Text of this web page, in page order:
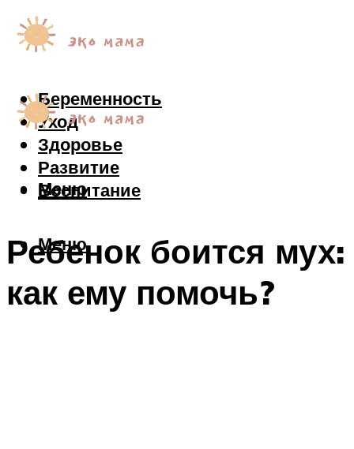
Беременность
Уход
Здоровье
Развитие
Воспитание
Меню
Меню
Ребенок боится мух:
как ему помочь?